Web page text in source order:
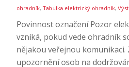
ohradník, Tabulka elektrický ohradník,
Povinnost označení Pozor
vzniká, pokud vede ohradník
nějakou veřejnou komunikaci.
upozornění osob na